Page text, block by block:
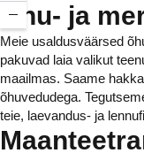
Õhu- ja
Meie usaldusväärsed
pakuvad laia valikut
maailmas. Saame
õhuvedudega.
teie, laevandus- ja